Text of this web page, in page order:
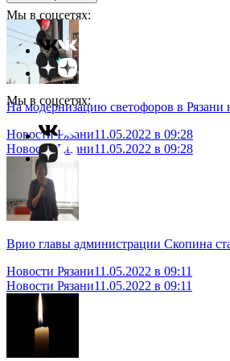
Мы в соцсетях:
Мы в соцсетях:
На модернизацию светофоров в Рязани
Новости Рязани11.05.2022 в 09:28
Новости Рязани11.05.2022 в 09:28
Врио главы администрации Скопина
Новости Рязани11.05.2022 в 09:11
Новости Рязани11.05.2022 в 09:11